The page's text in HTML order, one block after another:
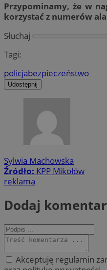
Przypominamy, że w
korzystać z numerów
Słuchaj
Tagi:
policjabezpieczeństwo
Udostępnij
Sylwia Machowska
Źródło: KPP Mikołów
reklama
Dodaj
Akceptuję regulamin